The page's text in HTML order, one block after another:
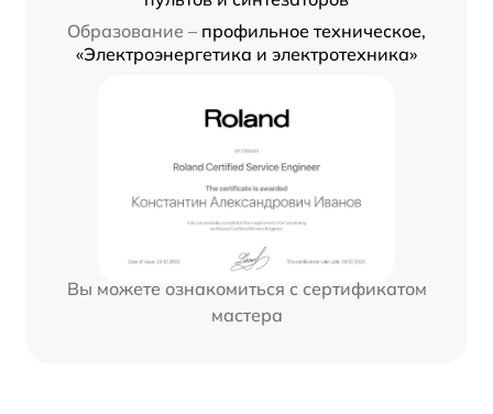
Образование – профильное техническое,
«Электроэнергетика и электротехника»
Вы можете ознакомиться с сертификатом
мастера